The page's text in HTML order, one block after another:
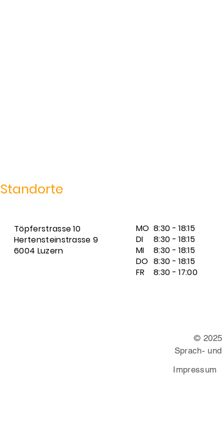
Standorte
Töpferstrasse 10
Hertensteinstrasse 9
6004 Luzern
MO
DI
MI
DO
FR
8:30 - 18:15
8:30 - 18:15
8:30 - 18:15
8:30 - 18:15
8:30 - 17:00
© 2025
Sprach-
Impressum